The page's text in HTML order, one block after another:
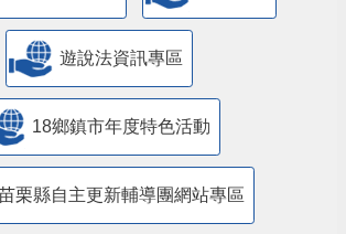
遊說法資訊專區
18鄉鎮市年度特色活動
栗縣自主更新輔導團網站專區